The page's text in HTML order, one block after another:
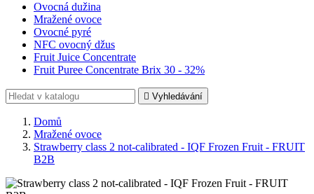
Ovocná dužina
Mražené ovoce
Ovocné pyré
NFC ovocný džus
Fruit Juice Concentrate
Fruit Puree Concentrate Brix 30 - 32%
 Vyhledávání
Domů
Mražené ovoce
Strawberry class 2 not-calibrated - IQF Frozen Fruit - FRUIT
B2B